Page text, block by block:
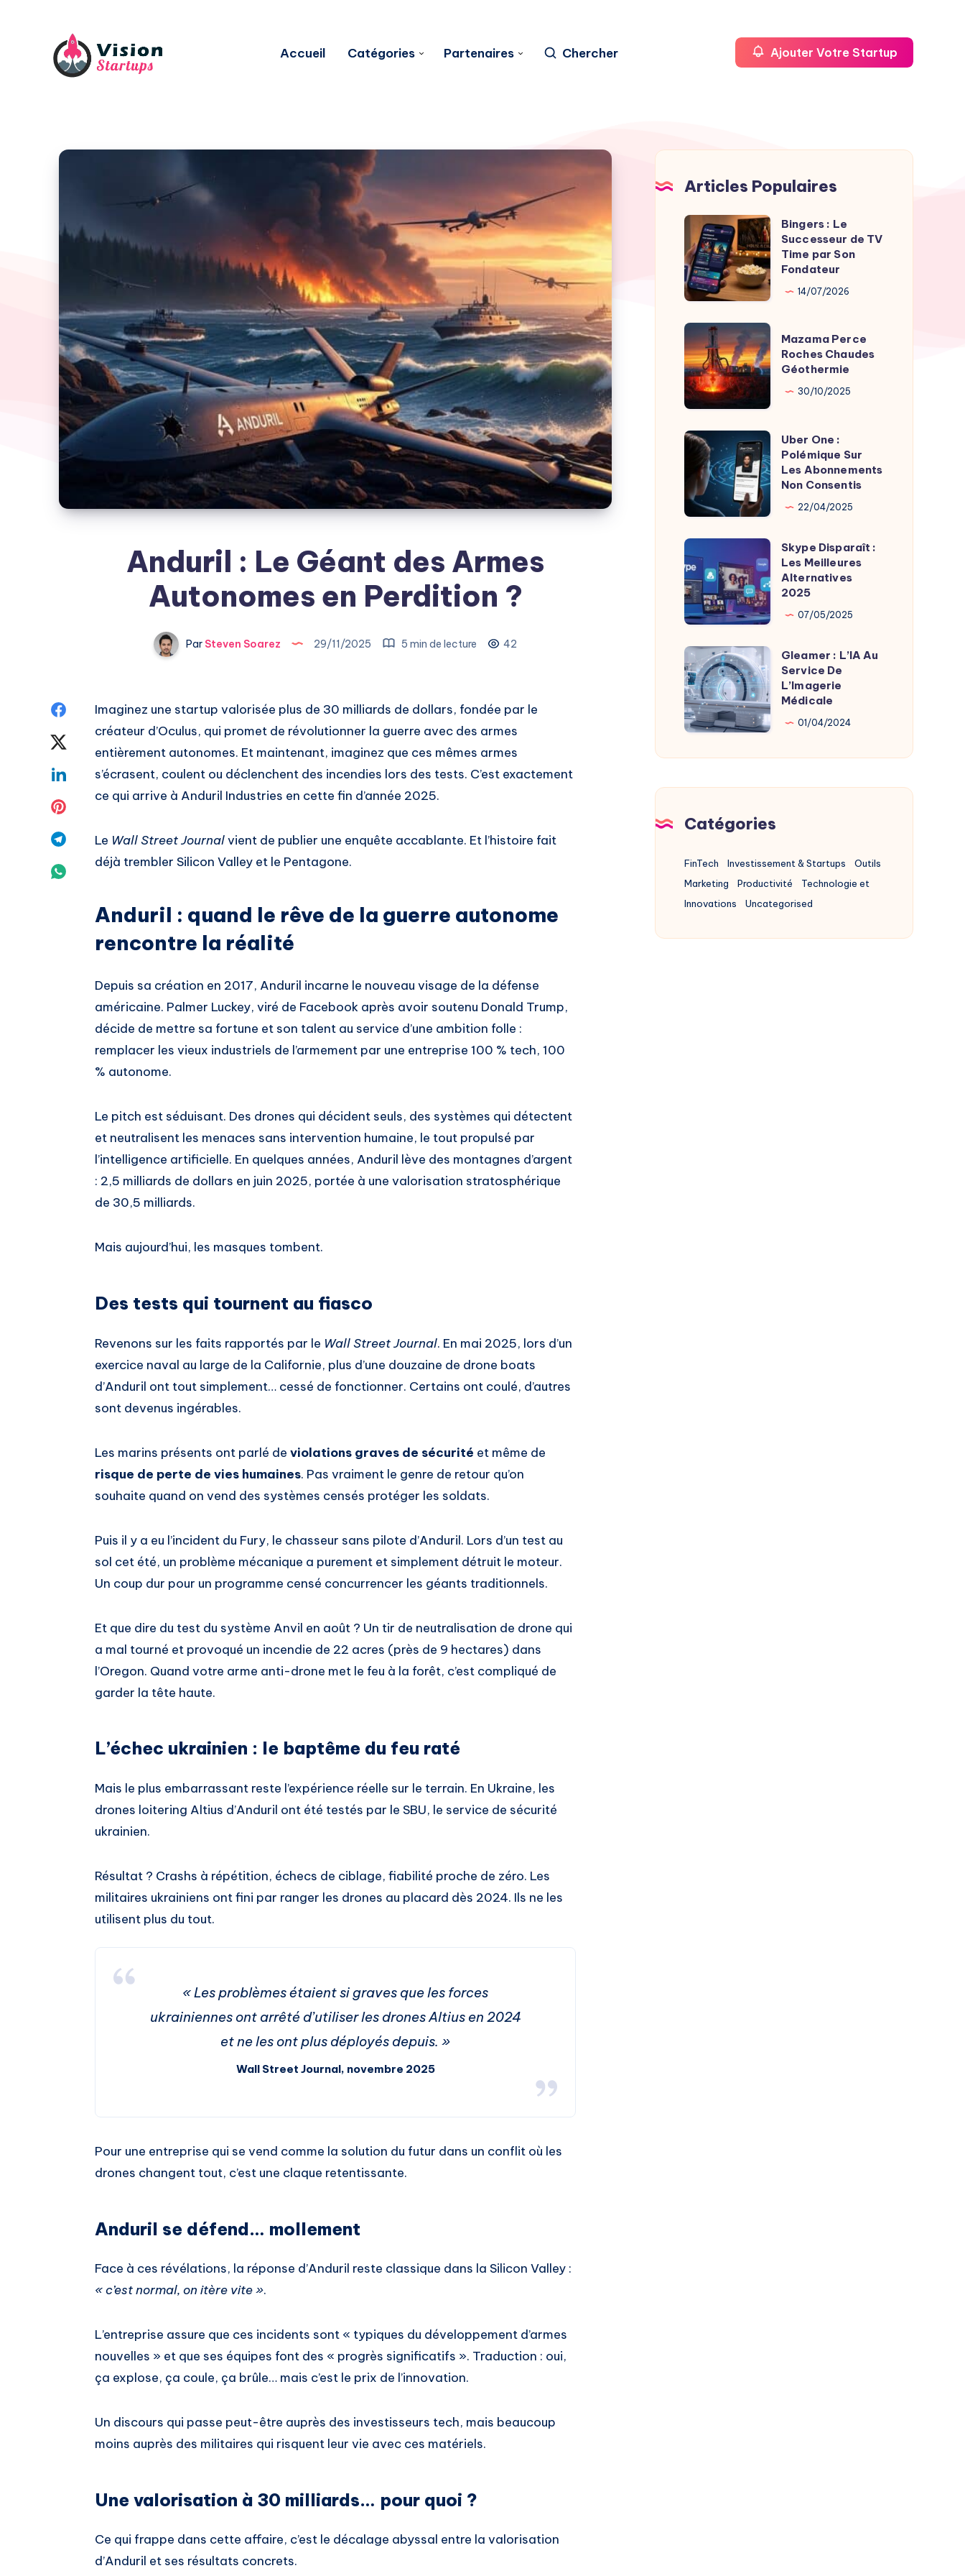
Accueil Catégories Partenaires Chercher Ajouter Votre Startup
Anduril : Le Géant des Armes
Autonomes en Perdition ?
Par Steven Soarez 29/11/2025 5 min de lecture 42
Share
Facebook
Twitter
Share
Pinterest
Share
Share
Imaginez une startup valorisée plus de 30 milliards de dollars, fondée par le
créateur d’Oculus, qui promet de révolutionner la guerre avec des armes
entièrement autonomes. Et maintenant, imaginez que ces mêmes armes
s’écrasent, coulent ou déclenchent des incendies lors des tests. C’est exactement
ce qui arrive à Anduril Industries en cette fin d’année 2025.
Le Wall Street Journalvient de publier une enquête accablante. Et l’histoire fait
déjà trembler Silicon Valley et le Pentagone.
Anduril : quand le rêve de la guerre autonome
rencontre la réalité
Depuis sa création en 2017, Anduril incarne le nouveau visage de la défense
américaine. Palmer Luckey, viré de Facebook après avoir soutenu Donald Trump,
décide de mettre sa fortune et son talent au service d’une ambition folle :
remplacer les vieux industriels de l’armement par une entreprise 100 % tech, 100
% autonome.
Le pitch est séduisant. Des drones qui décident seuls, des systèmes qui détectent
et neutralisent les menaces sans intervention humaine, le tout propulsé par
l’intelligence artificielle. En quelques années, Anduril lève des montagnes d’argent
: 2,5 milliards de dollars en juin 2025, portée à une valorisation stratosphérique
de 30,5 milliards.
Mais aujourd’hui, les masques tombent.
Des tests qui tournent au fiasco
Revenons sur les faits rapportés par le Wall Street Journal. En mai 2025, lors d’un
exercice naval au large de la Californie, plus d’une douzaine de drone boats
d’Anduril ont tout simplement… cessé de fonctionner. Certains ont coulé, d’autres
sont devenus ingérables.
Les marins présents ont parlé de violations graves de sécurité et même de
risque de perte de vies humaines. Pas vraiment le genre de retour qu’on
souhaite quand on vend des systèmes censés protéger les soldats.
Puis il y a eu l’incident du Fury, le chasseur sans pilote d’Anduril. Lors d’un test au
sol cet été, un problème mécanique a purement et simplement détruit le moteur.
Un coup dur pour un programme censé concurrencer les géants traditionnels.
Et que dire du test du système Anvil en août ? Un tir de neutralisation de drone qui
a mal tourné et provoqué un incendie de 22 acres (près de 9 hectares) dans
l’Oregon. Quand votre arme anti-drone met le feu à la forêt, c’est compliqué de
garder la tête haute.
L’échec ukrainien : le baptême du feu raté
Mais le plus embarrassant reste l’expérience réelle sur le terrain. En Ukraine, les
drones loitering Altius d’Anduril ont été testés par le SBU, le service de sécurité
ukrainien.
Résultat ? Crashs à répétition, échecs de ciblage, fiabilité proche de zéro. Les
militaires ukrainiens ont fini par ranger les drones au placard dès 2024. Ils ne les
utilisent plus du tout.
« Les problèmes étaient si graves que les forces
ukrainiennes ont arrêté d’utiliser les drones Altius en 2024
et ne les ont plus déployés depuis. »
Wall Street Journal, novembre 2025
Pour une entreprise qui se vend comme la solution du futur dans un conflit où les
drones changent tout, c’est une claque retentissante.
Anduril se défend… mollement
Face à ces révélations, la réponse d’Anduril reste classique dans la Silicon Valley :
« c’est normal, on itère vite ».
L’entreprise assure que ces incidents sont « typiques du développement d’armes
nouvelles » et que ses équipes font des « progrès significatifs ». Traduction : oui,
ça explose, ça coule, ça brûle… mais c’est le prix de l’innovation.
Un discours qui passe peut-être auprès des investisseurs tech, mais beaucoup
moins auprès des militaires qui risquent leur vie avec ces matériels.
Une valorisation à 30 milliards… pour quoi ?
Ce qui frappe dans cette affaire, c’est le décalage abyssal entre la valorisation
d’Anduril et ses résultats concrets.
Articles Populaires
Bingers
Le
Successeur
de
TV
Time
par
Son
Fondateur
Bingers : Le
Successeur de TV
Time par Son
Fondateur
14/07/2026
Mazama
Perce
Roches
Chaudes
Géothermie
Mazama Perce
Roches Chaudes
Géothermie
30/10/2025
Uber
One
Polémique
Sur
Les
Abonnements
Non
Consentis
Uber One :
Polémique Sur
Les Abonnements
Non Consentis
22/04/2025
Skype
Disparaît
:
Les
Meilleures
Alternatives
2025
Skype Disparaît :
Les Meilleures
Alternatives
2025
07/05/2025
Gleamer
:
L’IA
Au
Service
De
Gleamer : L’IA Au
Service De
L’Imagerie
Médicale
01/04/2024
Catégories
FinTech Investissement & Startups
Outils
Marketing
Productivité
Technologie et
Innovations
Uncategorised